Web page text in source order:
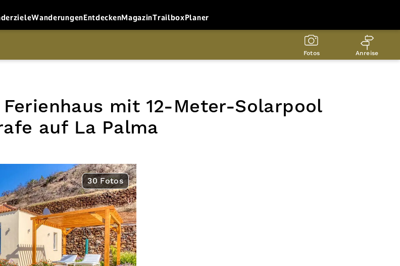
WanderungenEntdeckenMagazinTrailboxPlaner
Fotos Anreise
mit 12-Meter-Solarpool
auf La Palma
30 Fotos